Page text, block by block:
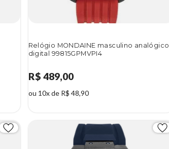
Relógio MONDAINE masculino analógico
digital 99815GPMVPI4
R$ 489,00
ou 10x de R$ 48,90